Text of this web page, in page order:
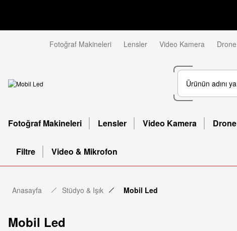
Fotoğraf Makineleri Lensler Video Kamera Drone
Fotoğraf Makineleri Lensler Video Kamera Drone
Filtre Video & Mikrofon
Anasayfa Stüdyo & Işık Mobil Led
Mobil Led